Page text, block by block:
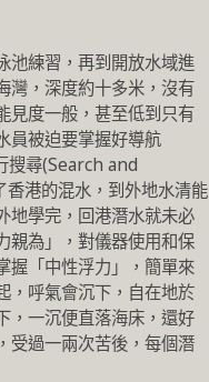
池練習，再到開放水域進
灣，深度約十多米，沒有
見度一般，甚至低到只有
員被迫要掌握好導航
搜尋(Search and
港的混水，到外地水清能
地學完，回港潛水就未必
親為」，對儀器使用和保
握「中性浮力」，簡單來
，呼氣會沉下，自在地於
，一沉便直落海床，還好
受過一兩次苦後，每個潛